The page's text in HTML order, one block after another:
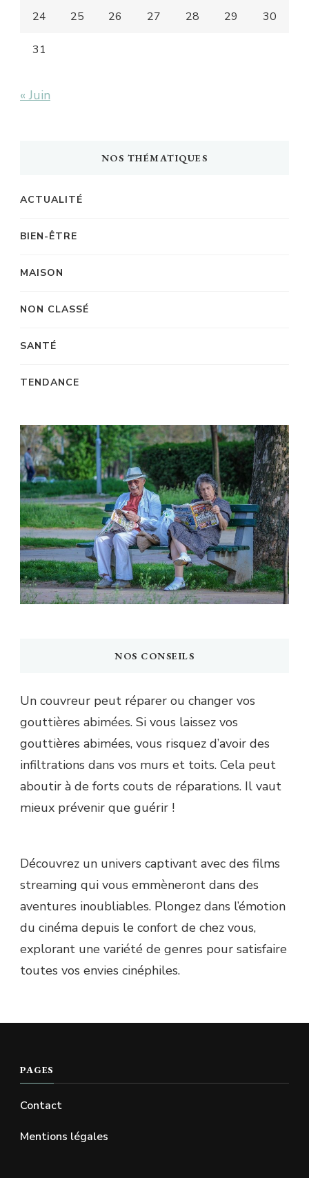
24 25 26 27 28 29 30
31
« Juin
NOS THÉMATIQUES
ACTUALITÉ
BIEN-ÊTRE
MAISON
NON CLASSÉ
SANTÉ
TENDANCE
NOS CONSEILS
Un couvreur peut réparer ou changer vos
gouttières abimées. Si vous laissez vos
gouttières abimées, vous risquez d’avoir des
infiltrations dans vos murs et toits. Cela peut
aboutir à de forts couts de réparations. Il vaut
mieux prévenir que guérir !
Découvrez un univers captivant avec des films
streaming qui vous emmèneront dans des
aventures inoubliables. Plongez dans l’émotion
du cinéma depuis le confort de chez vous,
explorant une variété de genres pour satisfaire
toutes vos envies cinéphiles.
PAGES
Contact
Mentions légales